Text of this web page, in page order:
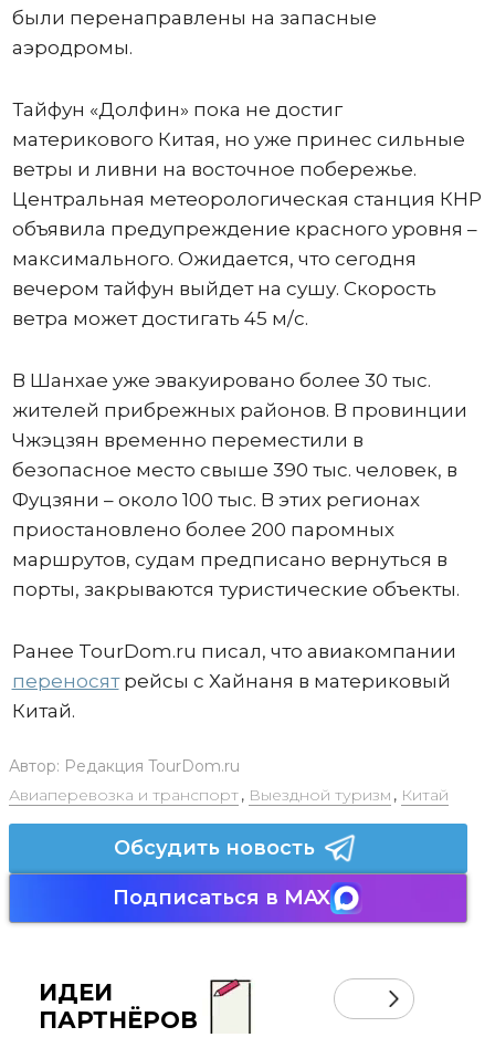
были перенаправлены на запасные
аэродромы.
Тайфун «Долфин» пока не достиг
материкового Китая, но уже принес сильные
ветры и ливни на восточное побережье.
Центральная метеорологическая станция КНР
объявила предупреждение красного уровня –
максимального. Ожидается, что сегодня
вечером тайфун выйдет на сушу. Скорость
ветра может достигать 45 м/с.
В Шанхае уже эвакуировано более 30 тыс.
жителей прибрежных районов. В провинции
Чжэцзян временно переместили в
безопасное место свыше 390 тыс. человек, в
Фуцзяни – около 100 тыс. В этих регионах
приостановлено более 200 паромных
маршрутов, судам предписано вернуться в
порты, закрываются туристические объекты.
Ранее TourDom.ru писал, что авиакомпании
переносятрейсы с Хайнаня в материковый
Китай.
Автор: Редакция TourDom.ru
Авиаперевозка и транспорт, Выездной туризм , Китай
Обсудить новость
Подписаться в MAX
ИДЕИ
ПАРТНЁРОВ